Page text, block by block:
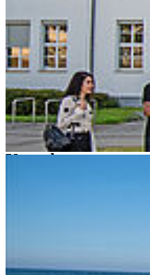
des Lernerfolgs durch
Flyer
Nähere Informationen zum
Siehier.
Zurück
Save appointmentAlle
Kon­takt
Zentrale Fax-Nummer: +49